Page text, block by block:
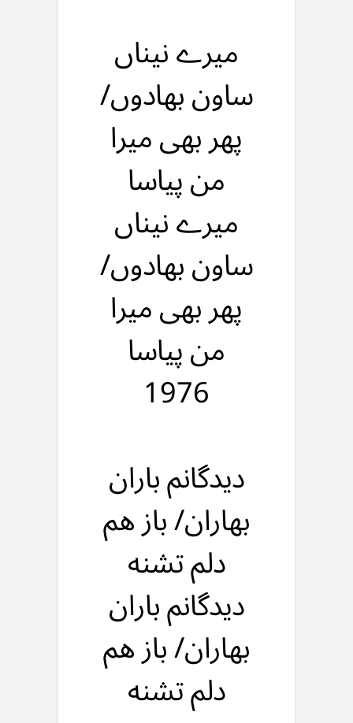
میرے نیناں
ساون بهادوں/
پهر بهی میرا
من پیاسا
میرے نیناں
ساون بهادوں/
پهر بهی میرا
من پیاسا
1976
دیدگانم باران
بهاران/ باز هم
دلم تشنه
دیدگانم باران
بهاران/ باز هم
دلم تشنه